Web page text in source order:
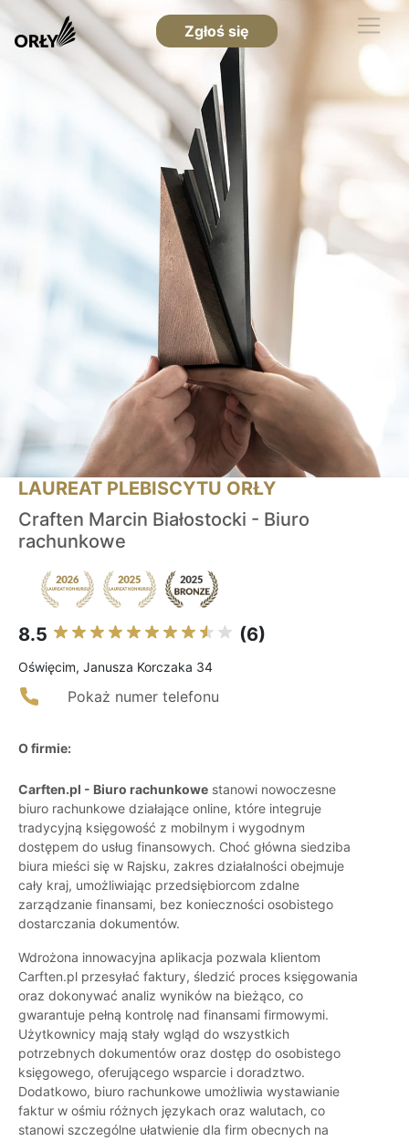
Zgłoś się
LAUREAT PLEBISCYTU ORŁY
Craften Marcin Białostocki - Biuro
rachunkowe
8.5 (6)
Oświęcim, Janusza Korczaka 34
Pokaż numer telefonu
O firmie:
Carften.pl - Biuro rachunkowe stanowi nowoczesne
biuro rachunkowe działające online, które integruje
tradycyjną księgowość z mobilnym i wygodnym
dostępem do usług finansowych. Choć główna siedziba
biura mieści się w Rajsku, zakres działalności obejmuje
cały kraj, umożliwiając przedsiębiorcom zdalne
zarządzanie finansami, bez konieczności osobistego
dostarczania dokumentów.
Wdrożona innowacyjna aplikacja pozwala klientom
Carften.pl przesyłać faktury, śledzić proces księgowania
oraz dokonywać analiz wyników na bieżąco, co
gwarantuje pełną kontrolę nad finansami firmowymi.
Użytkownicy mają stały wgląd do wszystkich
potrzebnych dokumentów oraz dostęp do osobistego
księgowego, oferującego wsparcie i doradztwo.
Dodatkowo, biuro rachunkowe umożliwia wystawianie
faktur w ośmiu różnych językach oraz walutach, co
stanowi szczególne ułatwienie dla firm obecnych na